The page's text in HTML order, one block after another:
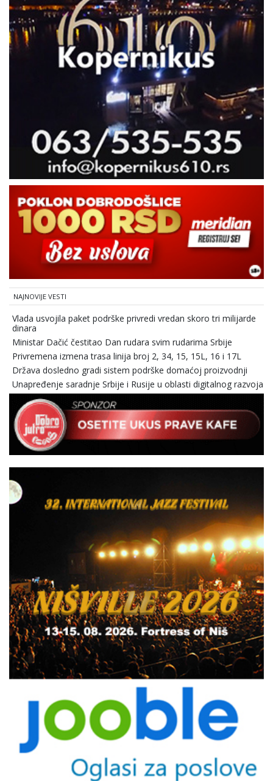
NAJNOVIJE VESTI
Vlada usvojila paket podrške privredi vredan skoro tri milijarde
dinara
Ministar Dačić čestitao Dan rudara svim rudarima Srbije
Privremena izmena trasa linija broj 2, 34, 15, 15L, 16 i 17L
Država dosledno gradi sistem podrške domaćoj proizvodnji
Unapređenje saradnje Srbije i Rusije u oblasti digitalnog razvoja